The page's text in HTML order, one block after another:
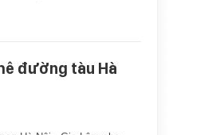
đường tàu Hà